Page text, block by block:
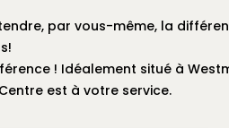
par vous-même, la
! Idéalement situé à
est à votre service.